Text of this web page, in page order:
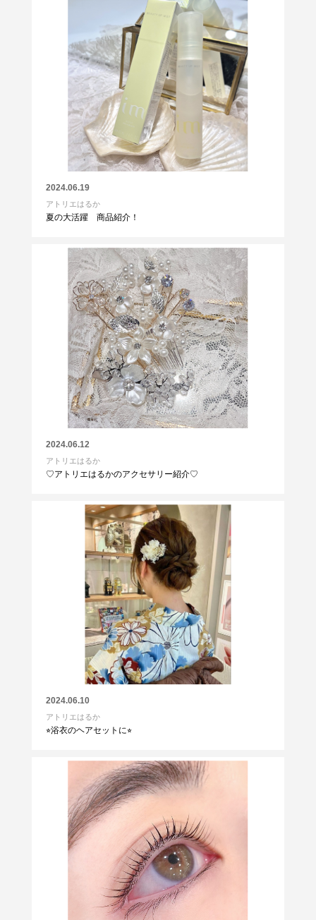
2024.06.19
アトリエはるか
夏の大活躍 商品紹介！
2024.06.12
アトリエはるか
♡アトリエはるかのアクセサリー紹介♡
2024.06.10
アトリエはるか
⭐︎浴衣のヘアセットに⭐︎